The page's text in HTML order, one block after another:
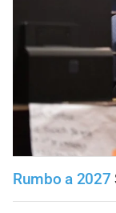
Rumbo a 2027